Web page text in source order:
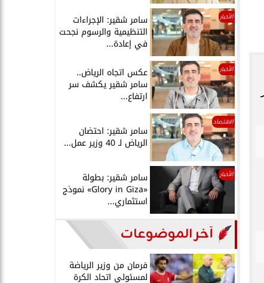
الأخبار سامر شقير: الإجراءات
التنظيمية والرسوم نجحت
في إعادة...
الأخبار عكس اتجاه الرياض..
سامر شقير يكشف سر
ارتفاع...
الاقتصاد
سامر شقير: احتضان
الرياض لـ 40 وزير عمل...
الأخبار سامر شقير: بطولة
«Glory in Giza» نموذج
استثماري...
آخر الموضوعات
فرمان من وزير الرياضة
لمسئولي اتحاد الكرة